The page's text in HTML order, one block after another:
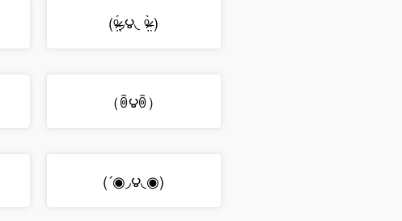
(ᵒ̴̶̷̤́◞౪◟ ᵒ̴̶̷̤̀ )
（ꉺ౪ꉺ）
(´◉◞౪◟◉)